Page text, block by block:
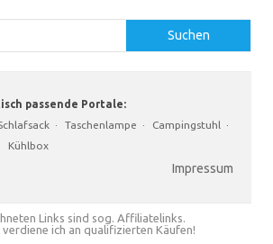
Suchen
passende Portale:
· Taschenlampe · Campingstuhl ·
Kühlbox
Impressum
Links sind sog. Affiliatelinks.
ich an qualifizierten Käufen!